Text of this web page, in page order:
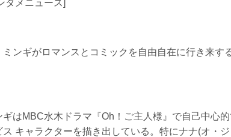
タメニュース]
ミンギがロマンスとコミックを自由自在に行き来す
ギはMBC水木ドラマ『Oh！ご主人様』で自己中心
ス キャラクターを描き出している。特にナナ(オ・